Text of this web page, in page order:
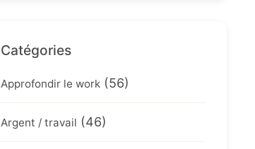
Catégories
Approfondir le work (56)
Argent / travail (46)